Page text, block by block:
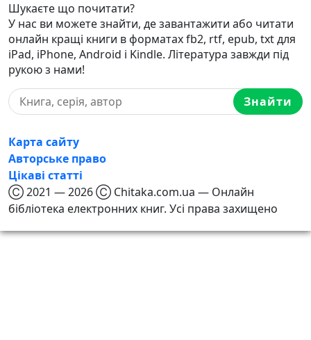
Шукаєте що почитати?
У нас ви можете знайти, де завантажити або читати
онлайн кращі книги в форматах fb2, rtf, epub, txt для
iPad, iPhone, Android і Kindle. Література завжди під
рукою з нами!
Знайти
Карта сайту
Авторське право
Цікаві статті
Ⓒ 2021 — 2026 Ⓒ Chitaka.com.ua — Онлайн
бібліотека електронних книг. Усі права захищено